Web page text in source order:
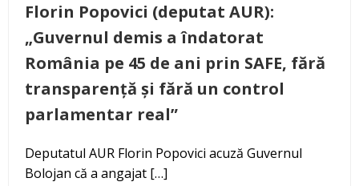
Florin Popovici (deputat AUR):
„Guvernul demis a îndatorat
România pe 45 de ani prin SAFE, fără
transparență și fără un control
parlamentar real”
Deputatul AUR Florin Popovici acuză Guvernul
Bolojan că a angajat […]